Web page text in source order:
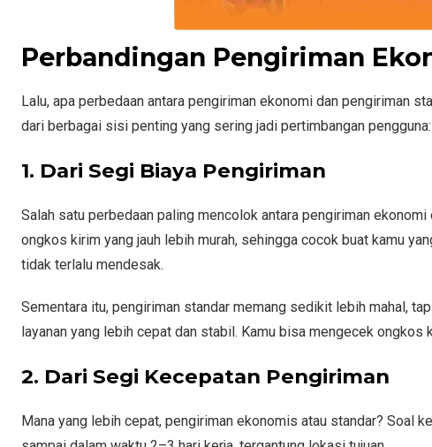
Perbandingan Pengiriman
Lalu, apa perbedaan antara pengiriman ekonomi dan pengiriman
dari berbagai sisi penting yang sering jadi pertimbangan pengguna:
1. Dari Segi Biaya Pengiriman
Salah satu perbedaan paling mencolok antara pengiriman
ongkos kirim yang jauh lebih murah, sehingga cocok buat kamu
tidak terlalu mendesak.
Sementara itu, pengiriman standar memang sedikit lebih mahal,
layanan yang lebih cepat dan stabil. Kamu bisa mengecek ongkos
2. Dari Segi Kecepatan Pengiriman
Mana yang lebih cepat, pengiriman ekonomis atau standar? Soal